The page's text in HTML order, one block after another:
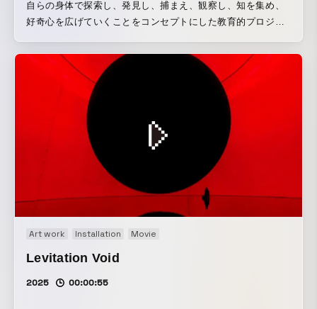
で、渦も渦の外側も水でできており、その物質的な違いは一
ギーの秩序による存在を「Higher-Order Sculpture」と呼ぼ
う。それは、環境とは切り離せず、環境変化とともに変化す
る。これまでの物体による存在の常識を超越し、中空に存在
を維持し、存在の輪郭が曖昧である。人がその存在の中に身
体ごと入り込んでも存在が維持され、壊れても自らの存在を
修復する。 開いた系を前提とした彫刻である。 この空間に
は、物質は、水と空気とごく普通の石鹸しか存在していな
い。 空間を泡で埋め尽くし、特異な環境を創り、空間にエネ
ルギーの秩序を生み出す。そうすると、泡の海から巨大な塊
が生まれ、浮き上がり、中空に定常する。 現在の生物学上
物と呼んでいる。つまり、全ての生物は、細胞でできてい
る。そして、全ての細胞は、脂質二重層で構成された細胞膜
自らの身体で探索し、発見し、捕まえ、観察し、知を集め、
好奇心を広げていくことをコンセプトにした教育的プロジェ
づいたり、触ったりすると、逃げたり、振り向いたりする。
様々な種類の絶滅動物を捕まえ、観察し、自分のコレクショ
ン図鑑をつくっていく。 スマートフォンのカメラで、空間を
歩いている動物を見て、そのカメラに映っている動物に「観
察の目」を放つと、現実の空間に飛ぶ。「観察の目」が動物
に当たると空間からその動物は消え、自分のスマートフォン
に入り、コレクションされる。 捕まえた動物を、カメラで見
えている場所にスワイプすると、リリースされ、その場所に
元に「観察のあみ」が張られる。まわりの人々と協力しなが
ら、身体を使って、動物を「観察のあみ」に追い込むと、動
物は空間から消え、同じように図鑑にコレクションされる。
の身体で探索し、発見し、捕まえ、観察し、知を集め、好奇
Art work Installation Movie
Levitation Void
2025 00:00:55